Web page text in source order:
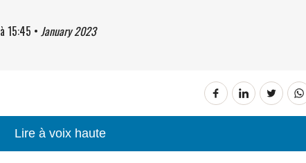
à 15:45 • January 2023
Lire à voix haute